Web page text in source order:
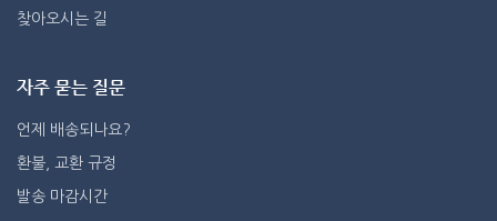
찾아오시는 길
자주 묻는 질문
언제 배송되나요?
환불, 교환 규정
발송 마감시간